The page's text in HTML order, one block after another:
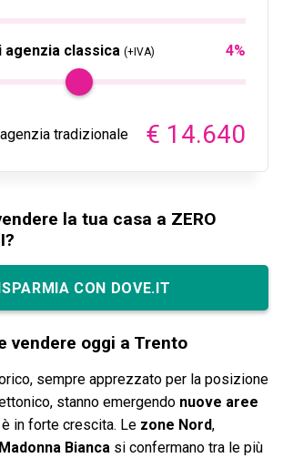
agenzia classica (+IVA) 4%
tradizionale € 14.640
la tua casa a ZERO
CON DOVE.IT
vendere oggi a Trento
sempre apprezzato per la posizione
stanno emergendo nuove aree
in forte crescita. Le zone Nord,
Madonna Bianca si confermano tra le più